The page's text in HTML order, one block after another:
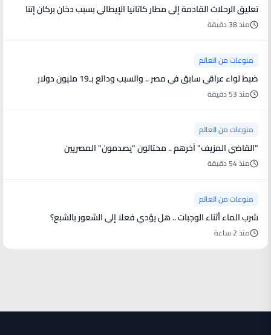
تعليق الرحلات القادمة إلى مطار كاتانيا الإيطالي بسبب دخان بركان إتنا
منذ 38 دقيقة
منوعات من العالم
ضبط لواء عراقي سابق في مصر .. والسبب ودائع بـ19 مليون دولار
منذ 53 دقيقة
منوعات من العالم
"القاضي المزيف" آخرهم .. محتالون "يصدمون" المصريين
منذ 54 دقيقة
منوعات من العالم
شرب الماء أثناء الوجبات .. هل يؤدي فعلا إلى الشعور بالشبع؟
منذ 2 ساعة